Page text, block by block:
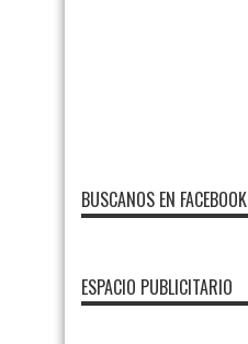
BUSCANOS EN FACEBOOK
ESPACIO PUBLICITARIO